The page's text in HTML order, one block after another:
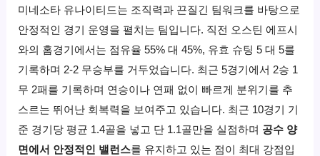
미네소타 유나이티드는 조직력과 끈질긴 팀워크를 바탕으로
안정적인 경기 운영을 펼치는 팀입니다. 직전 오스틴 에프시
와의 홈경기에서는 점유율 55% 대 45%, 유효 슈팅 5 대 5를
기록하며 2-2 무승부를 거두었습니다. 최근 5경기에서 2승 1
무 2패를 기록하며 연승이나 연패 없이 빠르게 분위기를 추
스르는 뛰어난 회복력을 보여주고 있습니다. 최근 10경기 기
준 경기당 평균 1.4골을 넣고 단 1.1골만을 실점하며 공수 양
면에서 안정적인 밸런스를 유지하고 있는 점이 최대 강점입